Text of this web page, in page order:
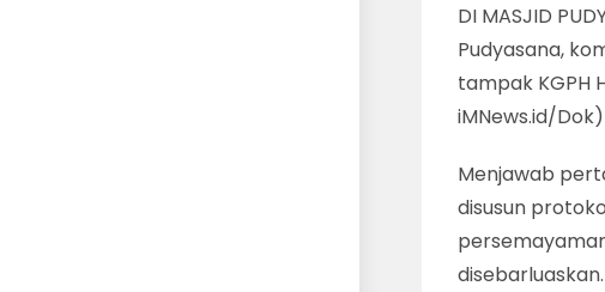
DI MASJID
Pudyasana,
tampak KGPH
iMNews.id/Dok)
Menjawab
disusun